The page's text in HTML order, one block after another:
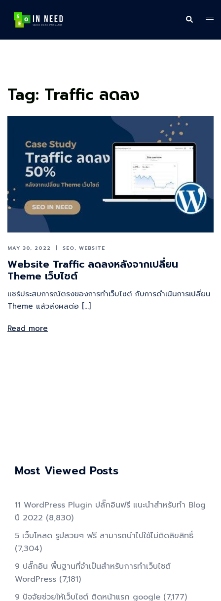
content
Search
Tag: Traffic ลดลง
MAY 30, 2022 SEO, WEBSITE
Website Traffic ลดลงหลังจากเปลี่ยน
Theme เว็บไซต์
แชร์ประสบการณ์ตรงของการทำเว็บไซต์ กับการดำเนินการเปลี่ยน
Theme แล้วส่งผลต่อ […]
Read more
Most Viewed Posts
11 WordPress Plugin ปลั๊กอินฟรี แนะนำสำหรับทำ Blog
ปี 2022 (8,830)
5 เว็บโหลด รูปสวยๆ ฟรี สามารถนำไปใช้ไม่ติดลิขสิทธิ์
(7,304)
9 ปลั๊กอิน พื้นฐานที่จำเป็นสำหรับการทําเว็บไซต์
WordPress (7,181)
9 ปัจจัยช่วยให้เว็บไซต์ ติดหน้าแรก google (7,177)